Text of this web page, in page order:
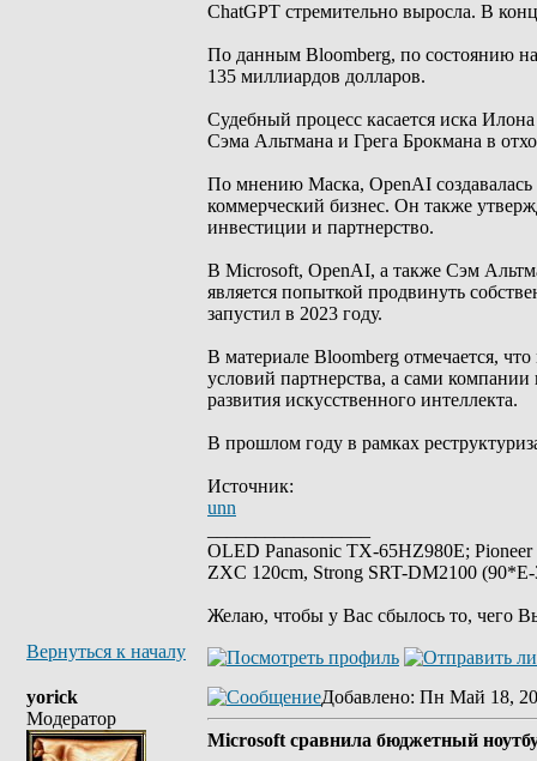
ChatGPT стремительно выросла. В
По данным Bloomberg, по состоянию на
135 миллиардов долларов.
Судебный процесс касается иска
Сэма Альтмана и Грега Брокмана в
По мнению Маска, OpenAI создавалась
коммерческий бизнес. Он также
инвестиции и партнерство.
В Microsoft, OpenAI, а также Сэм
является попыткой продвинуть
запустил в 2023 году.
В материале Bloomberg отмечается,
условий партнерства, а сами
развития искусственного интеллекта.
В прошлом году в рамках
Источник:
unn
OLED Panasonic TX-65HZ980E;
ZXC 120cm, Strong SRT-DM2100
Желаю, чтобы у Вас сбылось то, чего
Вернуться к началу
yorick
Модератор
Добавлено: Пн Май 18,
Microsoft сравнила бюджетный